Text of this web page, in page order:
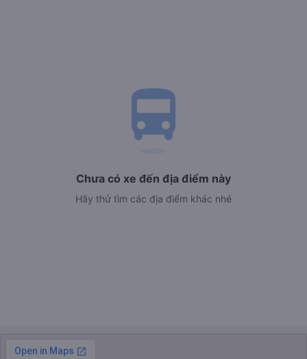
directions_bus
Chưa có xe đến địa điểm này
Hãy thử tìm các địa điểm khác nhé